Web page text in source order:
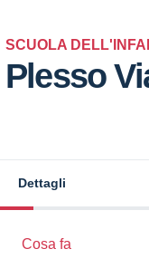
SCUOLA
Plesso
Dettagli
Cosa fa